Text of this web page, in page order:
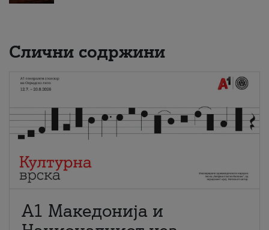
Слични содржини
А1 Македонија и